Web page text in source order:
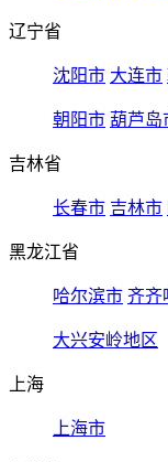
辽宁省
沈阳市 大连市
朝阳市 葫芦岛
吉林省
长春市 吉林市
黑龙江省
哈尔滨市 齐齐
大兴安岭地区
上海
上海市